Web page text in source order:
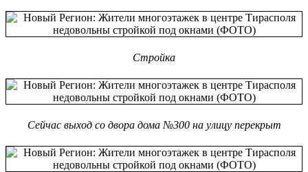
Стройка
Сейчас выход со двора дома №300 на улицу перекрыт